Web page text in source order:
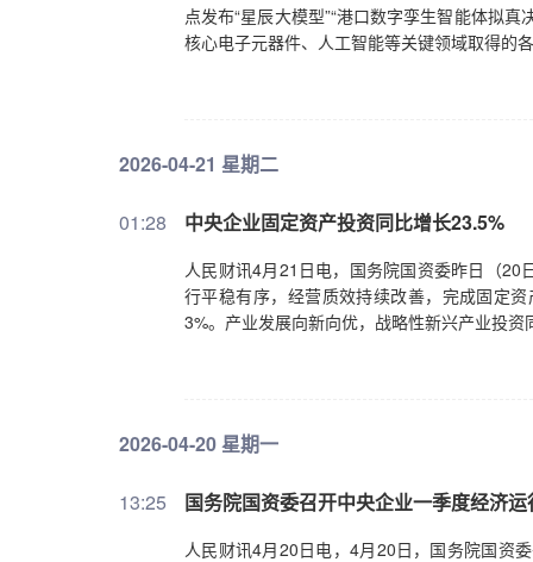
点发布“星辰大模型”“港口数字孪生智能体拟
核心电子元器件、人工智能等关键领域取得的
2026-04-21 星期二
01:28 中央企业固定资产投资同比增长23.5%
人民财讯4月21日电，国务院国资委昨日（20
行平稳有序，经营质效持续改善，完成固定
3%。产业发展向新向优，战略性新兴产业投
2026-04-20 星期一
13:25 国务院国资委召开中央企业一季度经济
人民财讯4月20日电，4月20日，国务院国资